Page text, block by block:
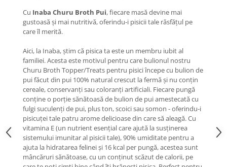
Igiena Iazuri
Conditioner apa iaz
Teste apa iaz
Filtre iaz
Pompe iaz
Incalzitor Iaz
Accesorii iaz
Toaletare cai
Casti echitatie
Accesorii cai
Cu Inaba Churu Broth Pui, fiecare masă devine mai
gustoasă și mai nutritivă, oferindu-i pisicii tale răsfățul pe
care îl merită.
Aici, la Inaba, știm că pisica ta este un membru iubit al
familiei. Acesta este motivul pentru care bulionul nostru
Churu Broth Topper/Treats pentru pisici începe cu bulion de
pui făcut din pui 100% natural crescut la fermă și nu conțin
cereale, conservanți sau coloranți artificiali. Fiecare pungă
conține o porție sănătoasă de bulion de pui amestecată cu
fulgi suculenți de pui, plus ton, scoici sau somon - oferindu-i
pisicuței tale patru arome delicioase din care să aleagă. Cu
vitamina E (un nutrient esențial care ajută la susținerea
sistemului imunitar al pisicii tale), 90% umiditate pentru a
ajuta la hidratarea felinei și 16 kcal per pungă, acestea sunt
mâncăruri sănătoase, cu un conținut scăzut de calorii, pe